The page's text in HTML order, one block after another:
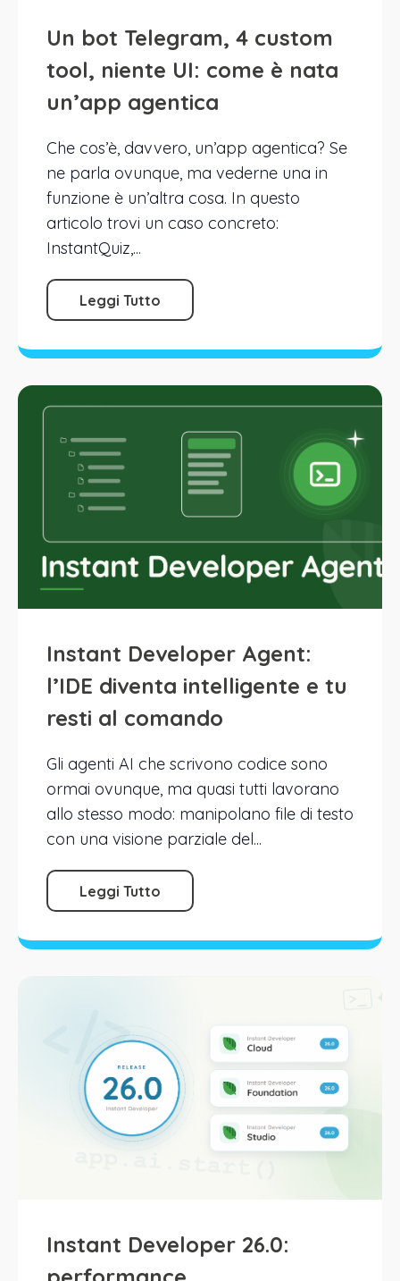
Un bot Telegram, 4 custom
tool, niente UI: come è nata
un’app agentica
Che cos’è, davvero, un’app agentica? Se
ne parla ovunque, ma vederne una in
funzione è un’altra cosa. In questo
articolo trovi un caso concreto:
InstantQuiz,...
Leggi Tutto
Instant Developer Agent:
l’IDE diventa intelligente e tu
resti al comando
Gli agenti AI che scrivono codice sono
ormai ovunque, ma quasi tutti lavorano
allo stesso modo: manipolano file di testo
con una visione parziale del...
Leggi Tutto
Instant Developer 26.0: